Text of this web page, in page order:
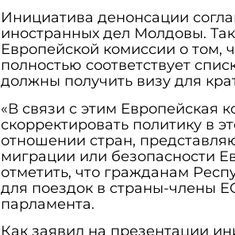
Инициатива денонсации
иностранных дел Молдовы.
Европейской комиссии о том,
полностью соответствует
должны получить визу для
«В связи с этим Европейская
скорректировать политику в
отношении стран,
миграции или безопасности
отметить, что гражданам
для поездок в страны-члены
парламента.
Как заявил на презентации